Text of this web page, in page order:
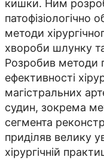
кишки. Ним
патофізіологічно
методи
хвороби шлунку
Розробив методи
ефективності
магістральних
судин, зокрема
сегмента
приділяв велику
хірургічній